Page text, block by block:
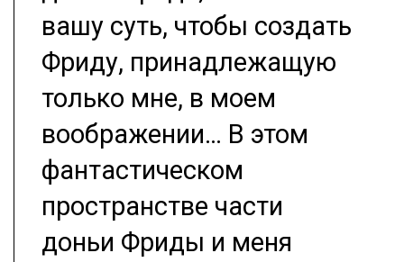
вашу суть, чтобы создать
Фриду, принадлежащую
только мне, в моем
воображении… В этом
фантастическом
пространстве части
доньи Фриды и меня